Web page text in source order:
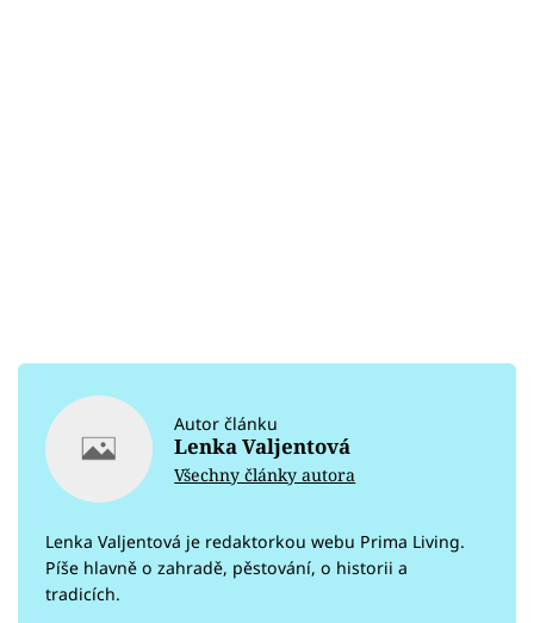
Autor článku
Lenka Valjentová
Všechny články autora
Lenka Valjentová je redaktorkou webu Prima Living.
Píše hlavně o zahradě, pěstování, o historii a
tradicích.